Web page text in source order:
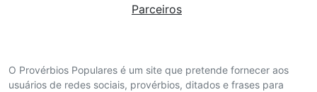
O Provérbios Populares é um site que pretende fornecer aos
usuários de redes sociais, provérbios, ditados e frases para
Parceiros